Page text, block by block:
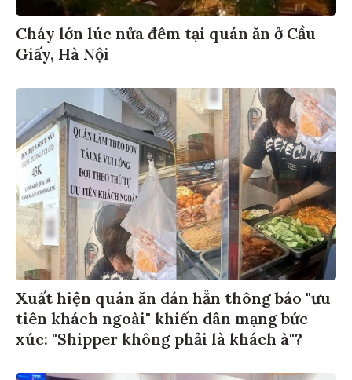
Cháy lớn lúc nửa đêm tại quán ăn ở Cầu
Giấy, Hà Nội
Xuất hiện quán ăn dán hẳn thông báo "ưu
tiên khách ngoài" khiến dân mạng bức
xúc: "Shipper không phải là khách à"?